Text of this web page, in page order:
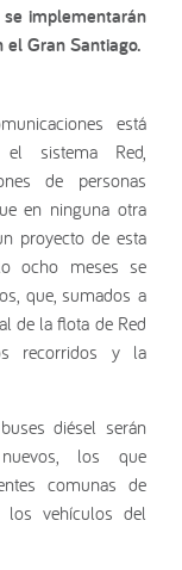
implementarán
Gran Santiago.
está
sistema Red,
de personas
en ninguna otra
proyecto de esta
ocho meses se
que, sumados a
de la flota de Red
recorridos y la
diésel serán
los que
comunas de
los vehículos del